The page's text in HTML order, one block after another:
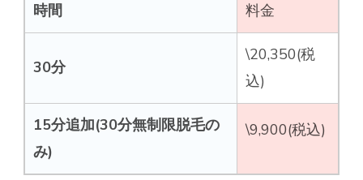
時間 料金
30分
\20,350(税
込)
15分追加(30分無制限脱毛の
み)
\9,900(税込)